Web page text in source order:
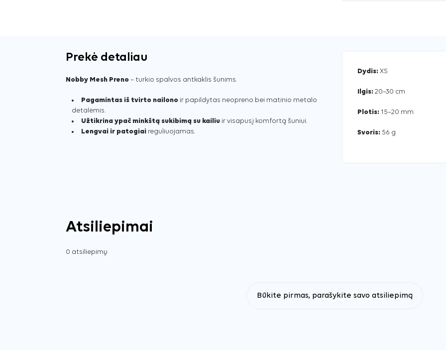
Prekė detaliau
Nobby Mesh Preno – turkio spalvos antkaklis šunims.
Pagamintas iš tvirto nailono ir papildytas neopreno bei matinio metalo
detalėmis.
Užtikrina ypač minkštą sukibimą su kailiu ir visapusį komfortą šuniui.
Lengvai ir patogiai reguliuojamas.
Dydis: XS
Ilgis: 20–30 cm
Plotis: 15–20 mm
Svoris: 56 g
Atsiliepimai
0 atsiliepimų
Būkite pirmas, parašykite savo atsiliepimą